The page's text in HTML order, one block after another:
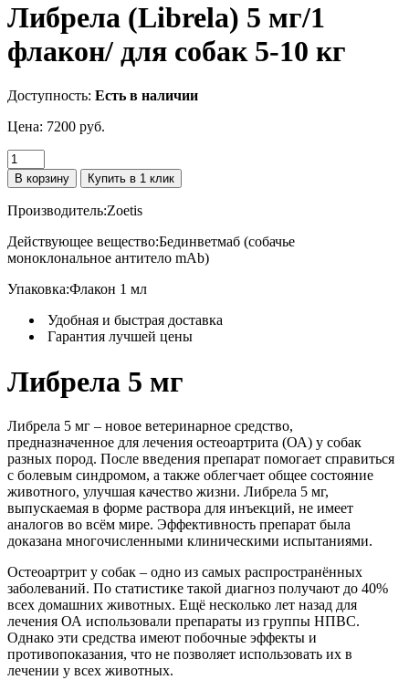
Либрела (Librela) 5 мг/1
флакон/ для собак 5-10 кг
Доступность: Есть в наличии
Цена: 7200 руб.
В корзину Купить в 1 клик
Производитель:Zoetis
Действующее вещество:Бединветмаб (собачье
моноклональное антитело mAb)
Упаковка:Флакон 1 мл
Удобная и быстрая доставка
Гарантия лучшей цены
Либрела 5 мг
Либрела 5 мг – новое ветеринарное средство,
предназначенное для лечения остеоартрита (ОА) у собак
разных пород. После введения препарат помогает справиться
с болевым синдромом, а также облегчает общее состояние
животного, улучшая качество жизни. Либрела 5 мг,
выпускаемая в форме раствора для инъекций, не имеет
аналогов во всём мире. Эффективность препарат была
доказана многочисленными клиническими испытаниями.
Остеоартрит у собак – одно из самых распространённых
заболеваний. По статистике такой диагноз получают до 40%
всех домашних животных. Ещё несколько лет назад для
лечения ОА использовали препараты из группы НПВС.
Однако эти средства имеют побочные эффекты и
противопоказания, что не позволяет использовать их в
лечении у всех животных.